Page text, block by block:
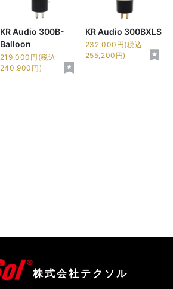
KR Audio 300B-
Balloon
219,000円(税込
240,900円)
KR Audio 300BXLS
232,000円(税込
255,200円)
株式会社テクソル